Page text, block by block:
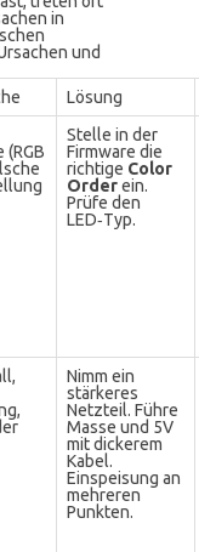
in
und
Lösung
Stelle in der
Firmware die
richtige Color
Orderein.
Prüfe den
LED‑Typ.
Nimm ein
stärkeres
Netzteil. Führe
Masse und 5V
mit dickerem
Kabel.
Einspeisung an
mehreren
Punkten.